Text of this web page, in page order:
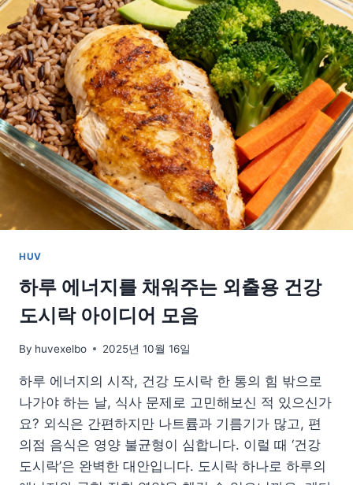
후
몸
을
부
드
럽
게
회
복
하
는
실
천
법
HUV
하루 에너지를 채워주는 외출용 건강
도시락 아이디어 모음
By huvexelbo 2025년 10월 16일
하루 에너지의 시작, 건강 도시락 한 통의 힘 밖으로
나가야 하는 날, 식사 문제로 고민해보신 적 있으신가
요? 외식은 간편하지만 나트륨과 기름기가 많고, 편
의점 음식은 영양 불균형이 심합니다. 이럴 때 ‘건강
도시락’은 완벽한 대안입니다. 도시락 하나로 하루의